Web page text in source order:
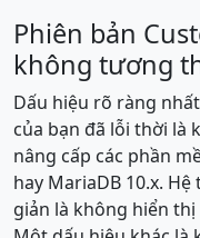
Phiên bản
không tương
Dấu hiệu rõ ràng
của bạn đã lỗi thời là
nâng cấp các phần
hay MariaDB 10.x.
giản là không hiển